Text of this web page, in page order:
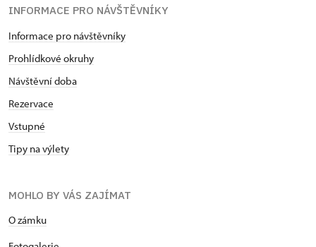
INFORMACE PRO NÁVŠTĚVNÍKY
Informace pro návštěvníky
Prohlídkové okruhy
Návštěvní doba
Rezervace
Vstupné
Tipy na výlety
MOHLO BY VÁS ZAJÍMAT
O zámku